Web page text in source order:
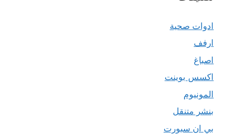
ادوات صحية
ارفف
اصباغ
اكسس بوينت
المونيوم
بنشر متنقل
بي ان سبورت